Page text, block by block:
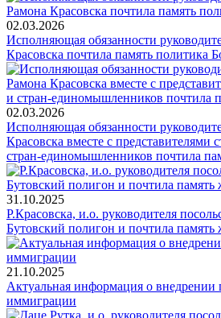
02.03.2026
Исполняющая обязанности
Красовска почтила память политика
02.03.2026
Исполняющая обязанности
Красовска вместе с представителями
стран-единомышленников почтила
31.10.2025
Р.Красовска, и.о. руководителя
Бутовский полигон и почтила память
21.10.2025
Актуальная информация о внедрении
иммиграции